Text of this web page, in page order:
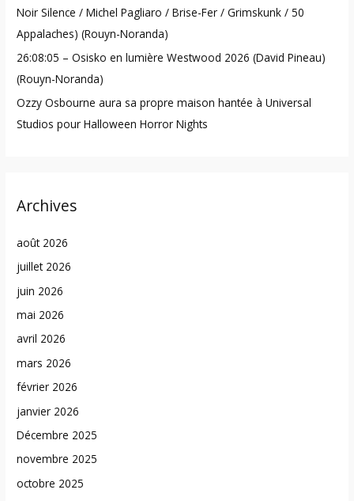
Noir Silence / Michel Pagliaro / Brise-Fer / Grimskunk / 50
Appalaches) (Rouyn-Noranda)
26:08:05 – Osisko en lumière Westwood 2026 (David Pineau)
(Rouyn-Noranda)
Ozzy Osbourne aura sa propre maison hantée à Universal
Studios pour Halloween Horror Nights
Archives
août 2026
juillet 2026
juin 2026
mai 2026
avril 2026
mars 2026
février 2026
janvier 2026
Décembre 2025
novembre 2025
octobre 2025